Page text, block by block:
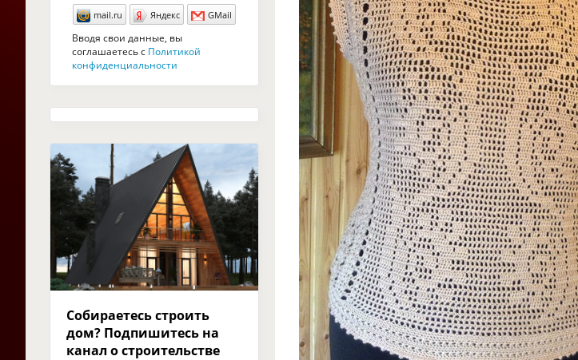
mail.ru Яндекс GMail
Вводя свои данные, вы
соглашаетесь с Политикой
конфиденциальности
Собираетесь строить
дом? Подпишитесь на
канал о строительстве